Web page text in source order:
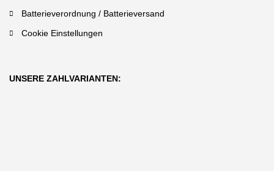
Batterieverordnung / Batterieversand
Cookie Einstellungen
UNSERE ZAHLVARIANTEN: